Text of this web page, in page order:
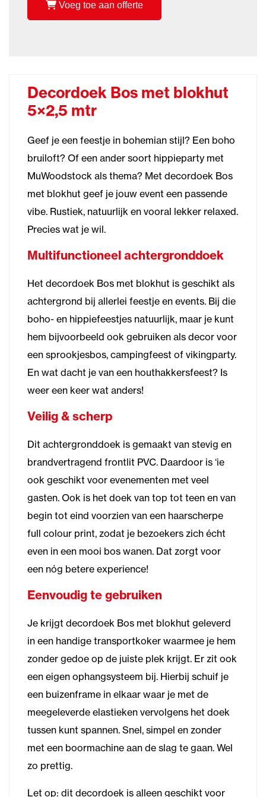
Voeg toe aan offerte
Decordoek Bos met blokhut
5×2,5 mtr
Geef je een feestje in bohemian stijl? Een boho
bruiloft? Of een ander soort hippieparty met
MuWoodstock als thema? Met decordoek Bos
met blokhut geef je jouw event een passende
vibe. Rustiek, natuurlijk en vooral lekker relaxed.
Precies wat je wil.
Multifunctioneel achtergronddoek
Het decordoek Bos met blokhut is geschikt als
achtergrond bij allerlei feestje en events. Bij die
boho- en hippiefeestjes natuurlijk, maar je kunt
hem bijvoorbeeld ook gebruiken als decor voor
een sprookjesbos, campingfeest of vikingparty.
En wat dacht je van een houthakkersfeest? Is
weer een keer wat anders!
Veilig & scherp
Dit achtergronddoek is gemaakt van stevig en
brandvertragend frontlit PVC. Daardoor is ‘ie
ook geschikt voor evenementen met veel
gasten. Ook is het doek van top tot teen en van
begin tot eind voorzien van een haarscherpe
full colour print, zodat je bezoekers zich écht
even in een mooi bos wanen. Dat zorgt voor
een nóg betere experience!
Eenvoudig te gebruiken
Je krijgt decordoek Bos met blokhut geleverd
in een handige transportkoker waarmee je hem
zonder gedoe op de juiste plek krijgt. Er zit ook
een eigen ophangsysteem bij. Hierbij schuif je
een buizenframe in elkaar waar je met de
meegeleverde elastieken vervolgens het doek
tussen kunt spannen. Snel, simpel en zonder
met een boormachine aan de slag te gaan. Wel
zo prettig.
Let op: dit decordoek is alleen geschikt voor